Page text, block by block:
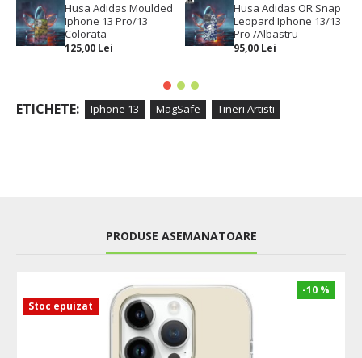
Husa Adidas Moulded
Iphone 13 Pro/13
Colorata
125,00 Lei
Husa Adidas OR Snap
Leopard Iphone 13/13
Pro /Albastru
95,00 Lei
ETICHETE: Iphone 13 MagSafe Tineri Artisti
PRODUSE ASEMANATOARE
-10 %
Stoc epuizat